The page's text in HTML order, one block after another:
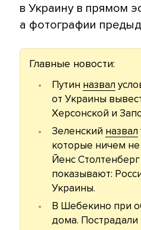
в Украину в прямом
а фотографии
Главные новости:
Путин назвал
от Украины
Херсонской и
Зеленский назвал
которые ничем не
Йенс
показывают:
Украины.
В Шебекино при
дома. Пострадали